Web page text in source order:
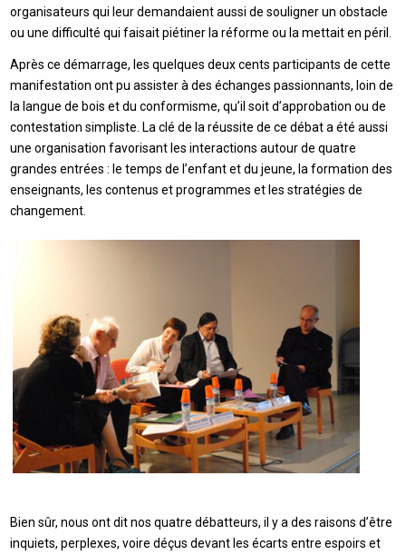
organisateurs qui leur demandaient aussi de souligner un obstacle
ou une difficulté qui faisait piétiner la réforme ou la mettait en péril.
Après ce démarrage, les quelques deux cents participants de cette
manifestation ont pu assister à des échanges passionnants, loin de
la langue de bois et du conformisme, qu’il soit d’approbation ou de
contestation simpliste. La clé de la réussite de ce débat a été aussi
une organisation favorisant les interactions autour de quatre
grandes entrées : le temps de l’enfant et du jeune, la formation des
enseignants, les contenus et programmes et les stratégies de
changement.
Bien sûr, nous ont dit nos quatre débatteurs, il y a des raisons d’être
inquiets, perplexes, voire déçus devant les écarts entre espoirs et